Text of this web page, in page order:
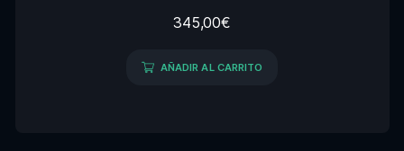
345,00€
AÑADIR AL CARRITO